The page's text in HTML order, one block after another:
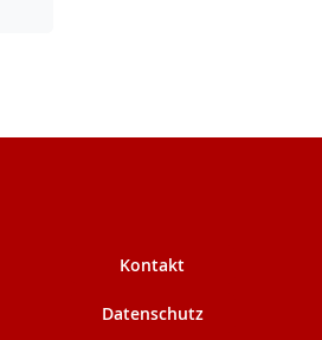
Kontakt
Datenschutz